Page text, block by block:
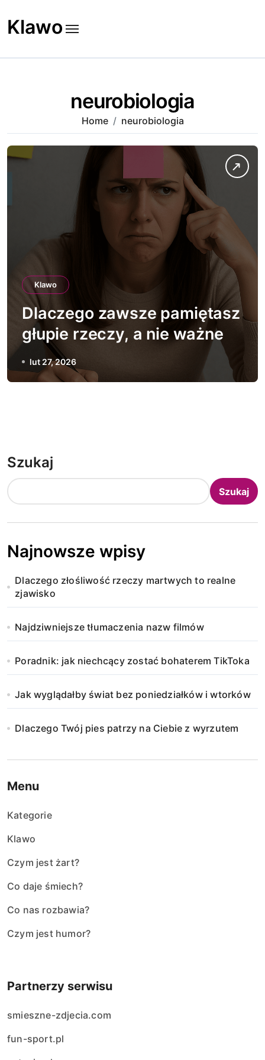
to
content
Klawo
neurobiologia
Home neurobiologia
Klawo
Dlaczego zawsze pamiętasz
głupie rzeczy, a nie ważne
lut 27, 2026
Szukaj
Szukaj
Najnowsze wpisy
Dlaczego złośliwość rzeczy martwych to realne
zjawisko
Najdziwniejsze tłumaczenia nazw filmów
Poradnik: jak niechcący zostać bohaterem TikToka
Jak wyglądałby świat bez poniedziałków i wtorków
Dlaczego Twój pies patrzy na Ciebie z wyrzutem
Menu
Kategorie
Klawo
Czym jest żart?
Co daje śmiech?
Co nas rozbawia?
Czym jest humor?
Partnerzy serwisu
smieszne-zdjecia.com
fun-sport.pl